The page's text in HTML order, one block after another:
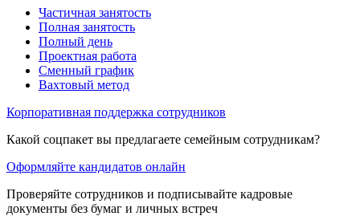
Частичная занятость
Полная занятость
Полный день
Проектная работа
Сменный график
Вахтовый метод
Корпоративная поддержка сотрудников
Какой соцпакет вы предлагаете семейным сотрудникам?
Оформляйте кандидатов онлайн
Проверяйте сотрудников и подписывайте кадровые
документы без бумаг и личных встреч